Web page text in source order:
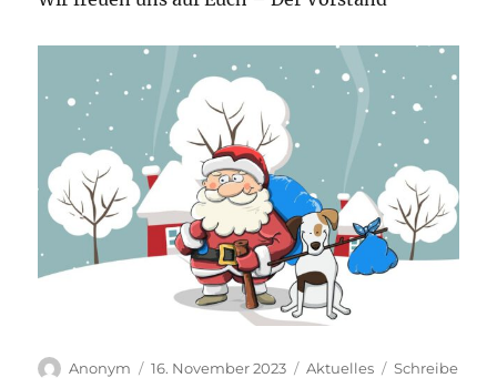
Autor
Anonym
Veröffentlicht
16. November 2023 Kategorien
Aktuelles
Schreibe